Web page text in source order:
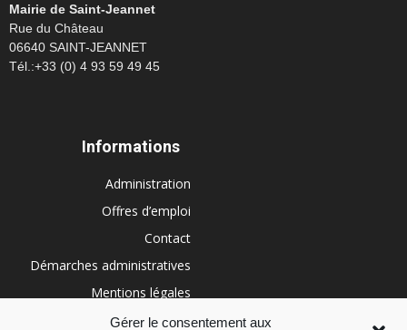
Gérer le consentement aux
Mairie de Saint-Jeannet
Rue du Château
06640 SAINT-JEANNET
Tél.:+33 (0) 4 93 59 49 45
Informations
Administration
Offres d’emploi
Contact
Démarches administratives
Mentions légales
Conditions générales